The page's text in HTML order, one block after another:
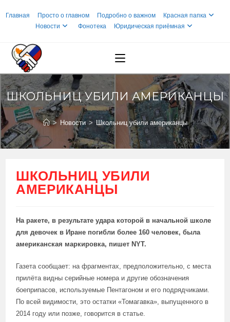
Главная Просто о главном Подробно о важном
Красная папка
Новости
Фонотека Юридическая приёмная
ШКОЛЬНИЦ УБИЛИ АМЕРИКАНЦЫ
> Новости > Школьниц убили американцы
ШКОЛЬНИЦ УБИЛИ
АМЕРИКАНЦЫ
На ракете, в результатеудара которой в начальной школе
для девочек в Иране погибли более 160 человек, была
американская маркировка, пишет NYT.
Газета сообщает: на фрагментах, предположительно, с места
прилёта видны серийные номера и другие обозначения
боеприпасов, используемые Пентагоном и его подрядчиками.
По всей видимости, это остатки «Томагавка», выпущенного в
2014 году или позже, говорится в статье.